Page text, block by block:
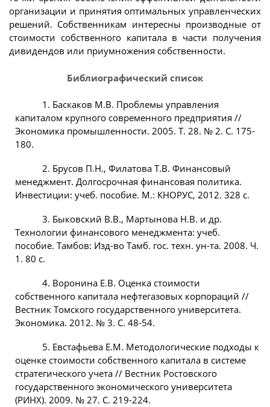
организации и принятия оптимальных управленческих
решений. Собственникам интересны производные от
стоимости собственного капитала в части получения
дивидендов или приумножения собственности.
Библиографический список
1. Баскаков М.В. Проблемы управления
капиталом крупного современного предприятия //
Экономика промышленности. 2005. Т. 28. № 2. С. 175-
180.
2. Брусов П.Н., Филатова Т.В. Финансовый
менеджмент. Долгосрочная финансовая политика.
Инвестиции: учеб. пособие. М.: КНОРУС, 2012. 328 с.
3. Быковский В.В., Мартынова Н.В. и др.
Технологии финансового менеджмента: учеб.
пособие. Тамбов: Изд-во Тамб. гос. техн. ун-та. 2008. Ч.
1. 80 с.
4. Воронина Е.В. Оценка стоимости
собственного капитала нефтегазовых корпораций //
Вестник Томского государственного университета.
Экономика. 2012. № 3. С. 48-54.
5. Евстафьева Е.М. Методологические подходы к
оценке стоимости собственного капитала в системе
стратегического учета // Вестник Ростовского
государственного экономического университета
(РИНХ). 2009. № 27. С. 219-224.